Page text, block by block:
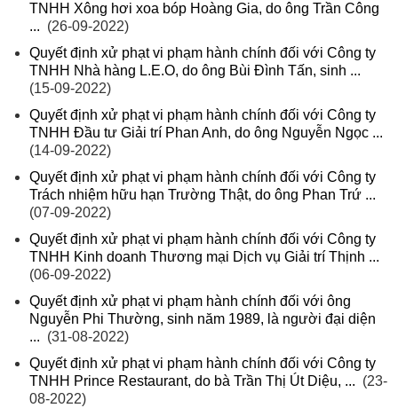
TNHH Xông hơi xoa bóp Hoàng Gia, do ông Trần Công
... (26-09-2022)
Quyết định xử phạt vi phạm hành chính đối với Công ty
TNHH Nhà hàng L.E.O, do ông Bùi Đình Tấn, sinh ...
(15-09-2022)
Quyết định xử phạt vi phạm hành chính đối với Công ty
TNHH Đầu tư Giải trí Phan Anh, do ông Nguyễn Ngọc ...
(14-09-2022)
Quyết định xử phạt vi phạm hành chính đối với Công ty
Trách nhiệm hữu hạn Trường Thật, do ông Phan Trứ ...
(07-09-2022)
Quyết định xử phạt vi phạm hành chính đối với Công ty
TNHH Kinh doanh Thương mại Dịch vụ Giải trí Thịnh ...
(06-09-2022)
Quyết định xử phạt vi phạm hành chính đối với ông
Nguyễn Phi Thường, sinh năm 1989, là người đại diện
... (31-08-2022)
Quyết định xử phạt vi phạm hành chính đối với Công ty
TNHH Prince Restaurant, do bà Trần Thị Út Diệu, ... (23-
08-2022)